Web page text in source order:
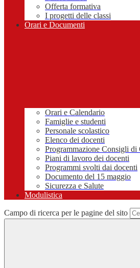
Offerta formativa
I progetti delle classi
Orari e Documenti
Orari e Calendario
Famiglie e studenti
Personale scolastico
Elenco dei docenti
Programmazione Consigli di
Piani di lavoro dei docenti
Programmi svolti dai docenti
Documento del 15 maggio
Sicurezza e Salute
Modulistica
Campo di ricerca per le pagine del sito